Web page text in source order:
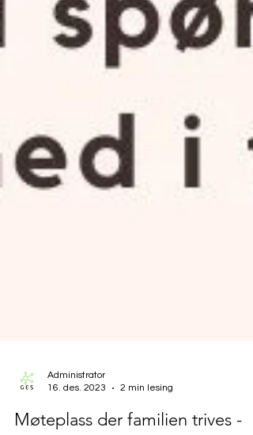
16. des. 2023
2 min lesing